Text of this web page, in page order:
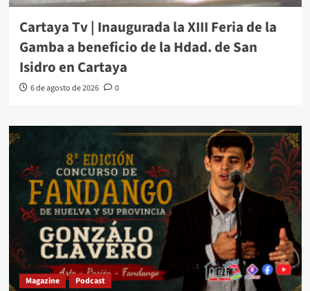
Cartaya Tv | Inaugurada la XIII Feria de la
Gamba a beneficio de la Hdad. de San
Isidro en Cartaya
6 de agosto de 2026 0
Magazine Podcast